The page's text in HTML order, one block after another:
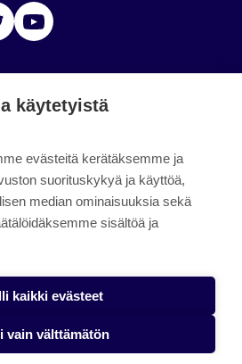
Twitter
käytetyistä
evästeitä kerätäksemme ja
suorituskykyä ja käyttöä,
median ominaisuuksia sekä
sisältöä ja
kaikki evästeet
vain välttämätön